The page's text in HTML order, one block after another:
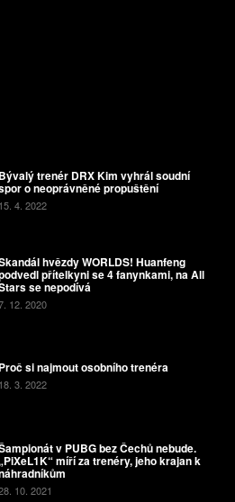
Bývalý trenér DRX Kim vyhrál soudní
o neoprávněné propuštění
15. 4. 2022
hvězdy WORLDS! Huanfeng
přítelkyni se 4 fanynkami, na All
se nepodívá
12. 2020
Proč si najmout osobního trenéra
18. 3. 2022
v PUBG bez Čechů nebude.
míří za trenéry, jeho krajan k
10. 2021